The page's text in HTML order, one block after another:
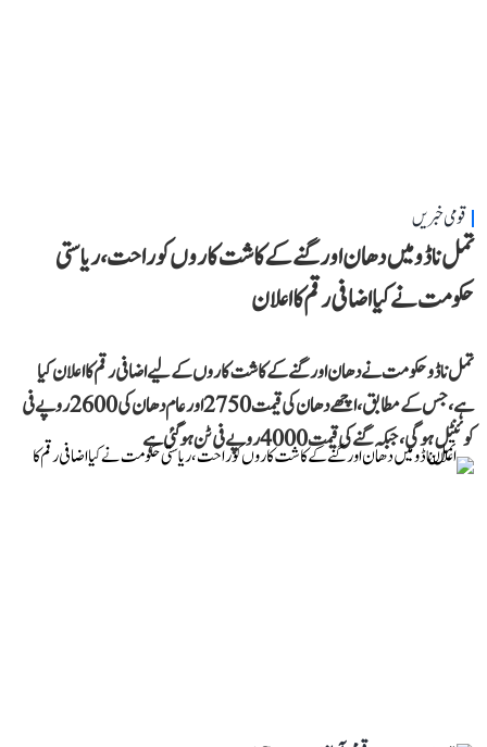
قومی خبریں
تمل ناڈو میں دھان اور گنے کے کاشت کاروں کو راحت، ریاستی
حکومت نے کیا اضافی رقم کا اعلان
تمل ناڈو حکومت نے دھان اور گنے کے کاشت کاروں کے لیے اضافی رقم کا اعلان کیا
ہے، جس کے مطابق، اچھے دھان کی قیمت 2750 اور عام دھان کی 2600 روپے فی
کوئنٹل ہوگی، جبکہ گنے کی قیمت 4000 روپے فی ٹن ہو گئی ہے